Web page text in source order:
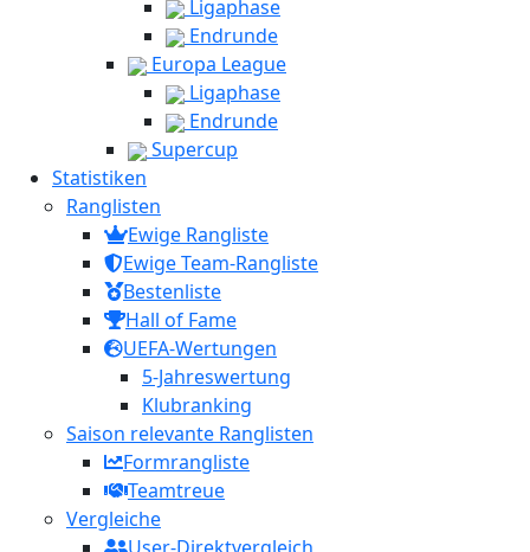
Ligaphase
Endrunde
Europa League
Ligaphase
Endrunde
Supercup
Statistiken
Ranglisten
Ewige Rangliste
Ewige Team-Rangliste
Bestenliste
Hall of Fame
UEFA-Wertungen
5-Jahreswertung
Klubranking
Saison relevante Ranglisten
Formrangliste
Teamtreue
Vergleiche